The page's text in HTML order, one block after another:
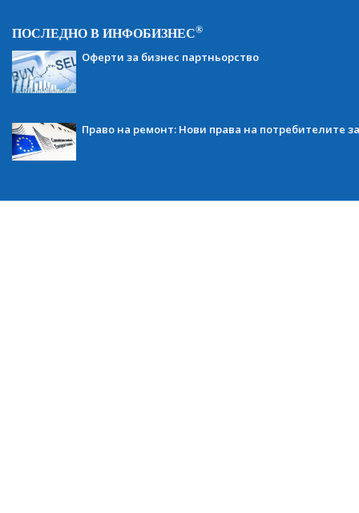
ПОСЛЕДНО В ИНФОБИЗНЕС®
Оферти за бизнес партньорство
Право на ремонт: Нови права на потребителите